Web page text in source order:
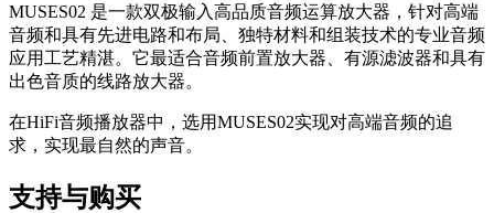
MUSES02 是一款双极输入高品质音频运算放大器，针对高端
音频和具有先进电路和布局、独特材料和组装技术的专业音频
应用工艺精湛。它最适合音频前置放大器、有源滤波器和具有
出色音质的线路放大器。
在HiFi音频播放器中，选用MUSES02实现对高端音频的追
求，实现最自然的声音。
支持与购买